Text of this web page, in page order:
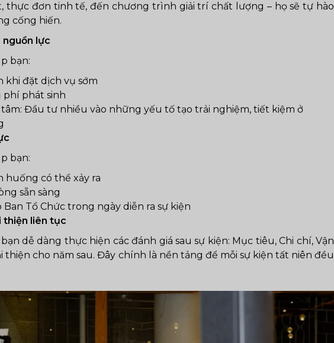
thực đơn tinh tế, đến chương trình giải trí chất lượng – họ sẽ tự hào
cống hiến.
nguồn lực
bạn:
khi đặt dịch vụ sớm
phí phát sinh
Đầu tư nhiều vào những yếu tố tạo trải nghiệm, tiết kiệm ở
bạn:
huống có thể xảy ra
sẵn sàng
Tổ Chức trong ngày diễn ra sự kiện
thiện liên tục
dễ dàng thực hiện các đánh giá sau sự kiện: Mục tiêu, Chi chí, Vận
thiện cho năm sau. Đây chính là nền tảng để mỗi sự kiện tất niên đều